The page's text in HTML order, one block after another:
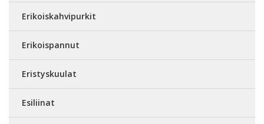
Erikoiskahvipurkit
Erikoispannut
Eristyskuulat
Esiliinat